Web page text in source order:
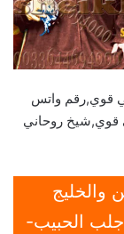
قوي,رقم واتس
روحاني
والخليج
جلب الحبيب-